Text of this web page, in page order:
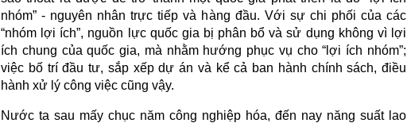
nhóm” - nguyên nhân trực tiếp và hàng đầu. Với sự chi phối của các
“nhóm lợi ích”, nguồn lực quốc gia bị phân bổ và sử dụng không vì lợi
ích chung của quốc gia, mà nhằm hướng phục vụ cho “lợi ích nhóm”;
việc bố trí đầu tư, sắp xếp dự án và kể cả ban hành chính sách, điều
hành xử lý công việc cũng vậy.
Nước ta sau mấy chục năm công nghiệp hóa, đến nay năng suất lao